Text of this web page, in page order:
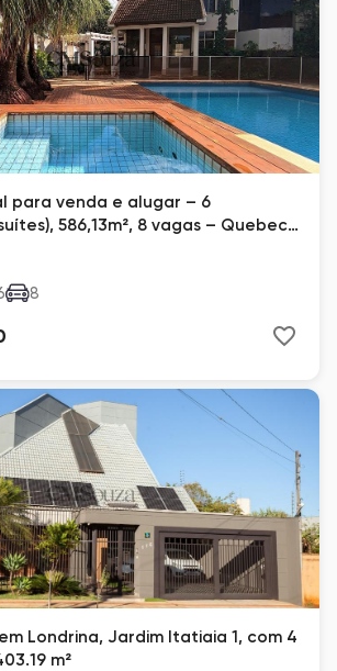
para venda e alugar – 6
586,13m², 8 vagas – Quebec,
8
Londrina, Jardim Itatiaia 1, com 4
m²